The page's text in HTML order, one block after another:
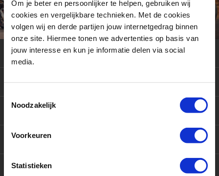
Om je beter en persoonlijker te helpen, gebruiken wij
cookies en vergelijkbare technieken. Met de cookies
volgen wij en derde partijen jouw internetgedrag binnen
onze site. Hiermee tonen we advertenties op basis van
jouw interesse en kun je informatie delen via social
media.
Noodzakelijk
Voorkeuren
Statistieken
meld je nu aan
Klantenservice
Motoren
Producten
Services